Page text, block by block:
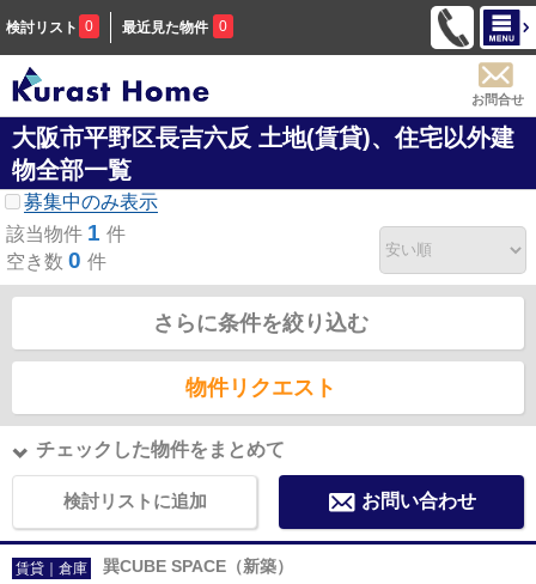
検討リスト 0 最近見た物件 0
お問合せ
大阪市平野区長吉六反 土地(賃貸)、住宅以外建
物全部一覧
募集中のみ表示
該当物件 1 件
空き数 0 件
さらに条件を絞り込む
物件リクエスト
チェックした物件をまとめて
検討リストに追加 お問い合わせ
賃貸｜倉庫 巽CUBE SPACE（新築）